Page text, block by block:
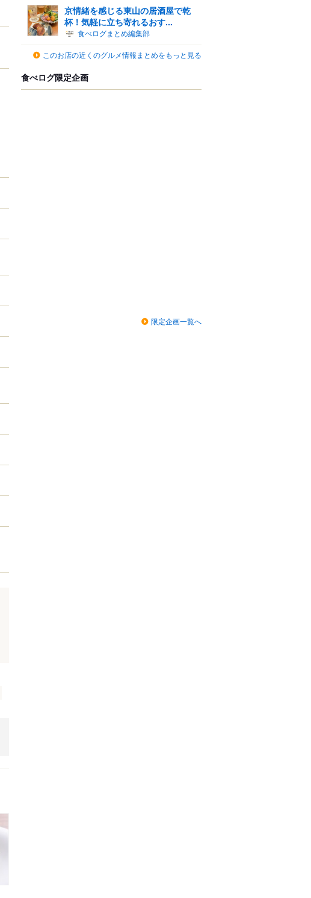
京情緒を感じる東山の居酒屋で乾
杯！気軽に立ち寄れるおす...
食べログまとめ編集部
このお店の近くのグルメ情報まとめをもっと見る
食べログ限定企画
限定企画一覧へ